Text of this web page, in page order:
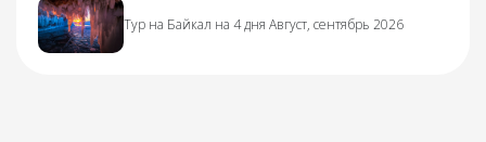
Тур на Байкал на 4 дня Август, сентябрь 2026